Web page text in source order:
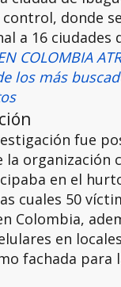
donde
a 16 ciudades
COLOMBIA
los más
fue
la organización
en el
cuales 50
Colombia,
en
fachada para